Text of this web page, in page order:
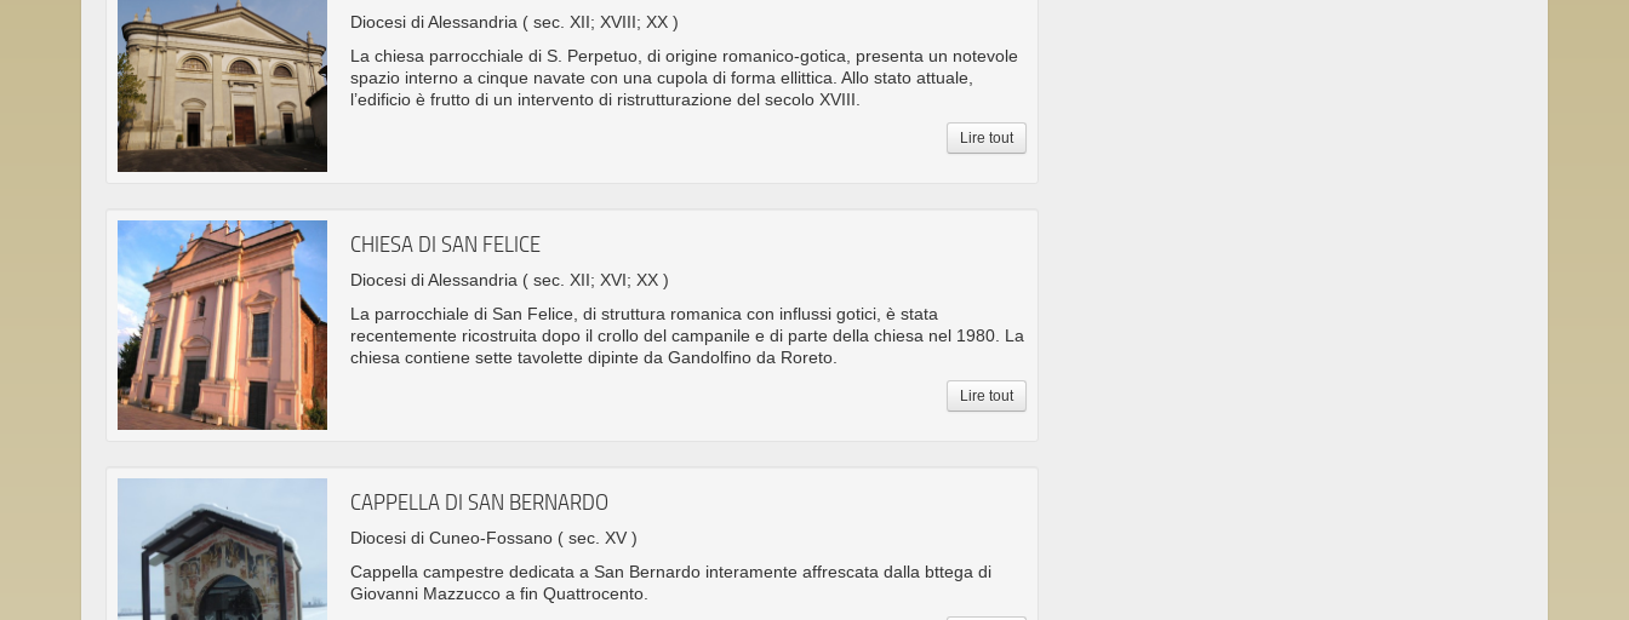
Diocesi di Alessandria ( sec. XII; XVIII; XX )
La chiesa parrocchiale di S. Perpetuo, di origine romanico-gotica, presenta un notevole
spazio interno a cinque navate con una cupola di forma ellittica. Allo stato attuale,
l’edificio è frutto di un intervento di ristrutturazione del secolo XVIII.
Lire tout
CHIESA DI SAN FELICE
Diocesi di Alessandria ( sec. XII; XVI; XX )
La parrocchiale di San Felice, di struttura romanica con influssi gotici, è stata
recentemente ricostruita dopo il crollo del campanile e di parte della chiesa nel 1980. La
chiesa contiene sette tavolette dipinte da Gandolfino da Roreto.
Lire tout
CAPPELLA DI SAN BERNARDO
Diocesi di Cuneo-Fossano ( sec. XV )
Cappella campestre dedicata a San Bernardo interamente affrescata dalla bttega di
Giovanni Mazzucco a fin Quattrocento.